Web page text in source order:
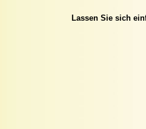
Lassen Sie sich